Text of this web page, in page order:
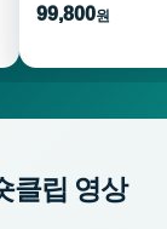
99,800원
클립 영상